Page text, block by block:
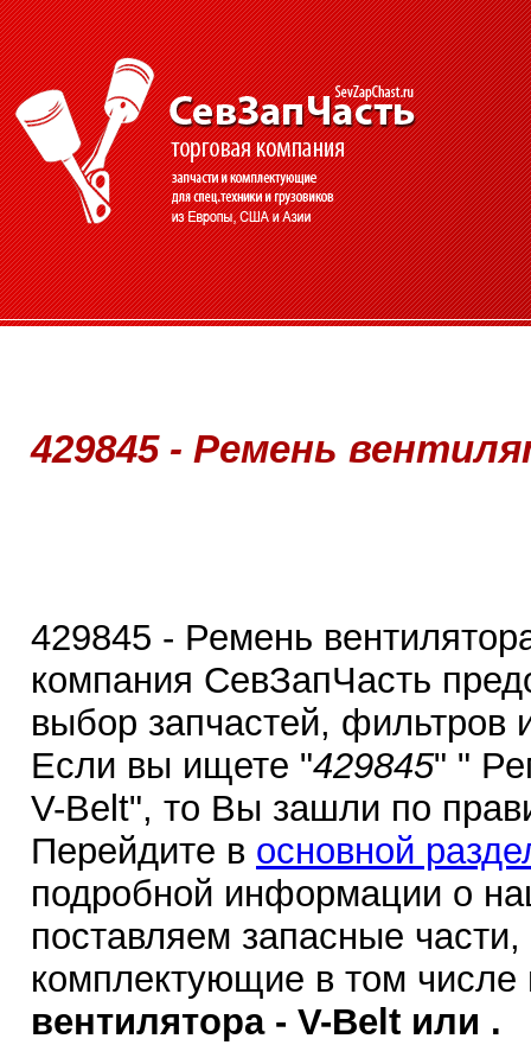
429845 - Ремень
429845 - Ремень
компания СевЗапЧасть
выбор запчастей, фильтров
Если вы ищете "429845" "
V-Belt", то Вы зашли по
Перейдите в основной
подробной информации о
поставляем запасные
комплектующие в том
вентилятора - V-Belt или .